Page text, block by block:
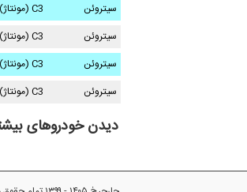
سیتروئن
C3 (مونتاژ)
سیتروئن
C3 (مونتاژ)
سیتروئن
C3 (مونتاژ)
سیتروئن
C3 (مونتاژ)
دیدن خودروهای